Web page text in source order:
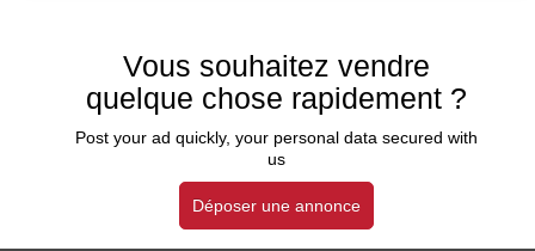
Vous souhaitez vendre
quelque chose rapidement ?
Post your ad quickly, your personal data secured with
us
Déposer une annonce